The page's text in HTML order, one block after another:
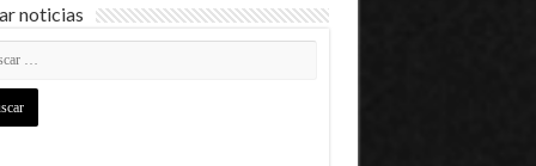
noticias